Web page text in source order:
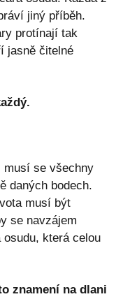
jiný příběh.
protínají tak
jasně čitelné
musí se všechny
daných bodech.
musí být
se navzájem
osudu, která celou
znamení na dlani